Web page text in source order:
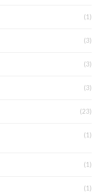
(1)
(3)
(3)
(3)
(23)
(1)
(1)
(1)